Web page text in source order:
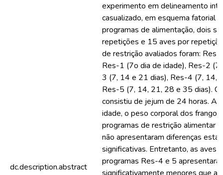
dc.description.abstract
experimento em delineamento
casualizado, em esquema fatorial
programas de alimentação, dois
repetições e 15 aves por
de restrição avaliados foram: Res-
Res-1 (7o dia de idade), Res-2 (7
3 (7, 14 e 21 dias), Res-4 (7, 14,
Res-5 (7, 14, 21, 28 e 35 dias).
consistiu de jejum de 24 horas.
idade, o peso corporal dos
programas de restrição alimentar
não apresentaram diferenças
significativas. Entretanto, as aves
programas Res-4 e 5